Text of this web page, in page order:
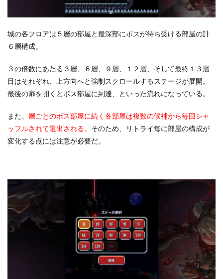
城の各フロアは５層の部屋と最深部にボスが待ち受ける部屋の計
６層構成。
３の倍数にあたる３層、６層、９層、１２層、そして最終１３層
目はそれぞれ、上方向へと強制スクロールするステージが展開。
最後の扉を開くとボス部屋に到達、といった流れになっている。
また、
層ごとのボス部屋に続く各部屋は複数の候補から毎回シャ
ッフルされて選出される。 そのため、リトライ毎に部屋の構成が
変化する点には注意が必要だ。